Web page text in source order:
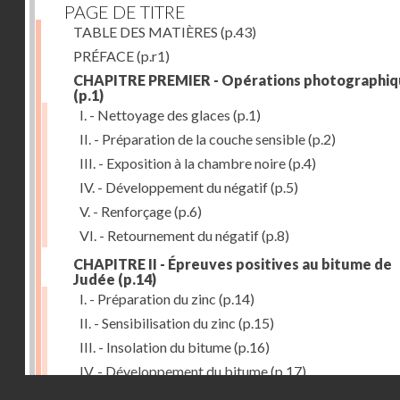
PAGE DE TITRE
TABLE DES MATIÈRES (p.43)
PRÉFACE(p.r1)
CHAPITRE PREMIER - Opérations
(p.1)
I. - Nettoyage des glaces (p.1)
II. - Préparation de la couche sensible(p.2)
III. - Exposition à la chambre noire(p.4)
IV. - Développement du négatif(p.5)
V. - Renforçage(p.6)
VI. - Retournement du négatif(p.8)
CHAPITRE II - Épreuves positives au bitume de
Judée (p.14)
I. - Préparation du zinc (p.14)
II. - Sensibilisation du zinc (p.15)
III. - Insolation du bitume(p.16)
IV. - Développement du bitume(p.17)